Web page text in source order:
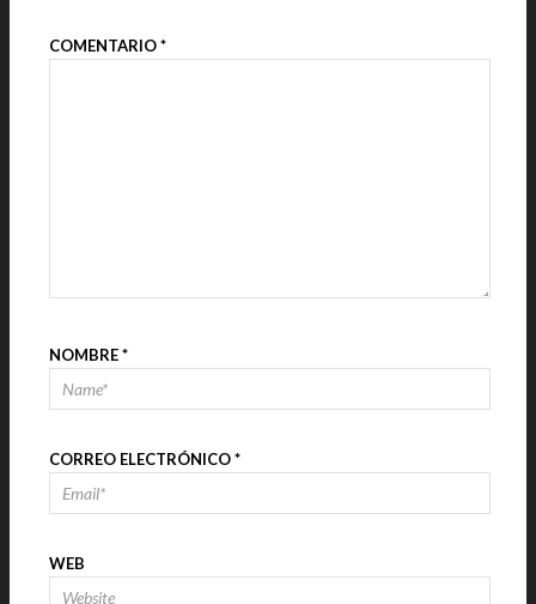
COMENTARIO*
NOMBRE*
CORREO ELECTRÓNICO*
WEB